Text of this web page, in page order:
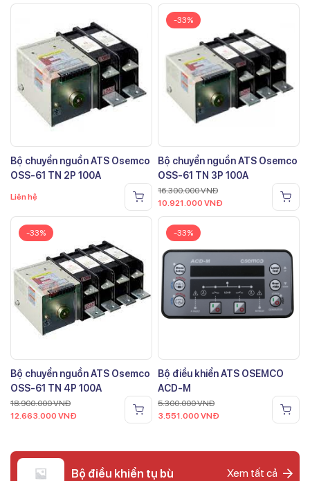
Bộ chuyển nguồn ATS Osemco
OSS-61 TN 2P 100A
Liên hệ
-33%
Bộ chuyển nguồn ATS Osemco
OSS-61 TN 3P 100A
16.300.000VNĐ
10.921.000 VNĐ
-33%
Bộ chuyển nguồn ATS Osemco
OSS-61 TN 4P 100A
18.900.000VNĐ
12.663.000 VNĐ
-33%
Bộ điều khiển ATS OSEMCO
ACD-M
5.300.000VNĐ
3.551.000 VNĐ
Bộ điều khiển tụ bù Xem tất cả